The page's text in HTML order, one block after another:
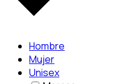
Hombre
Mujer
Unisex